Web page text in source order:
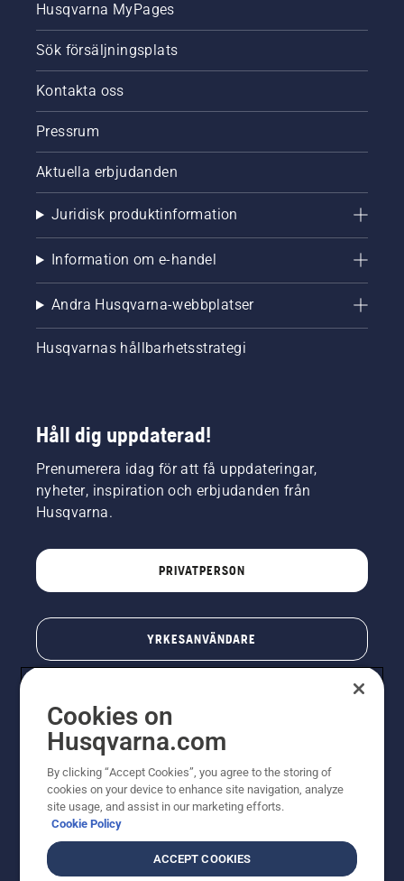
Husqvarna MyPages
Sök försäljningsplats
Kontakta oss
Pressrum
Aktuella erbjudanden
Juridisk produktinformation
Information om e-handel
Andra Husqvarna-webbplatser
Husqvarnas hållbarhetsstrategi
Håll dig uppdaterad!
Prenumerera idag för att få uppdateringar,
nyheter, inspiration och erbjudanden från
Husqvarna.
PRIVATPERSON
YRKESANVÄNDARE
© Husqvarna AB (publ). All rights reserved. Priserna
som visas är rekommenderade cirkapriser. Alla angivna
priser är rekommenderade försäljningspriser (inkl.
Cookies on
Husqvarna.com
By clicking “Accept Cookies”, you agree to the storing of
cookies on your device to enhance site navigation, analyze
site usage, and assist in our marketing efforts.
Cookie Policy
ACCEPT COOKIES